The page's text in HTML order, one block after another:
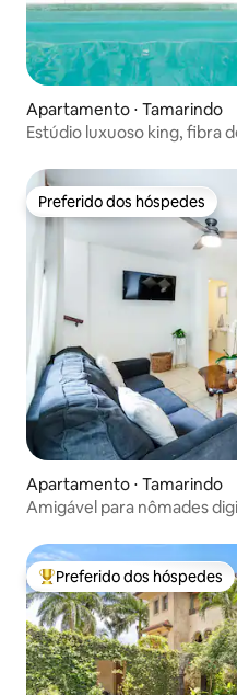
Apartamento ⋅ Tamarindo
Estúdio luxuoso king, fibra
Preferido dos hóspedes
Preferido dos hóspedes
Apartamento ⋅ Tamarindo
Amigável para nômades
Entre os melhores
Preferido dos hóspedes